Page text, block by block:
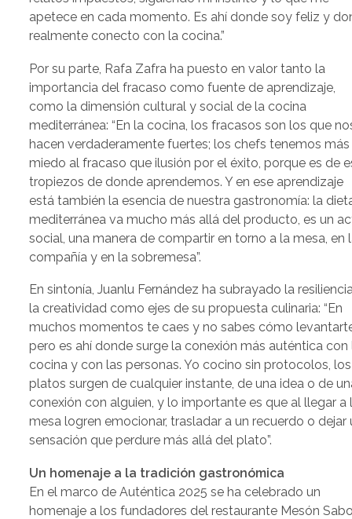
apetece en cada momento. Es ahí donde soy feliz y
realmente conecto con la cocina.”
Por su parte, Rafa Zafra ha puesto en valor tanto la
importancia del fracaso como fuente de aprendizaje,
como la dimensión cultural y social de la cocina
mediterránea: “En la cocina, los fracasos son los que
hacen verdaderamente fuertes; los chefs tenemos más
miedo al fracaso que ilusión por el éxito, porque es de
tropiezos de donde aprendemos. Y en ese aprendizaje
está también la esencia de nuestra gastronomía: la
mediterránea va mucho más allá del producto, es un
social, una manera de compartir en torno a la mesa, en
compañía y en la sobremesa”.
En sintonía, Juanlu Fernández ha subrayado la
la creatividad como ejes de su propuesta culinaria: “En
muchos momentos te caes y no sabes cómo
pero es ahí donde surge la conexión más auténtica con
cocina y con las personas. Yo cocino sin protocolos, los
platos surgen de cualquier instante, de una idea o de
conexión con alguien, y lo importante es que al llegar a
mesa logren emocionar, trasladar a un recuerdo o dejar
sensación que perdure más allá del plato”.
Un homenaje a la tradición gastronómica
En el marco de Auténtica 2025 se ha celebrado un
homenaje a los fundadores del restaurante Mesón